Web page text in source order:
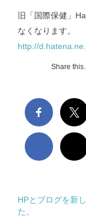
都道府県別の
新潟県および
抗インフルエン
旧「国際保健」
なくなります。
http://
Share
HPとブログを新
た。